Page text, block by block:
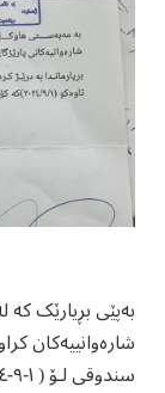
بەپێی بڕیارێک کە
شارەوانییەکان
سندوقی لۆ ( ١-٩-٢٠٢٤) درێژکرایەوە.